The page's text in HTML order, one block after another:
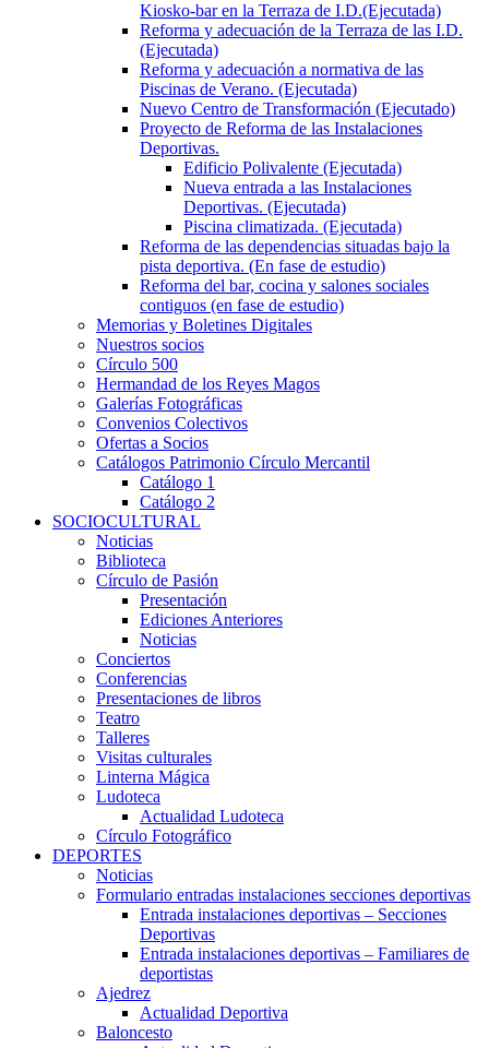
Kiosko-bar en la Terraza de I.D.(Ejecutada)
Reforma y adecuación de la Terraza de las I.D.
(Ejecutada)
Reforma y adecuación a normativa de las
Piscinas de Verano. (Ejecutada)
Nuevo Centro de Transformación (Ejecutado)
Proyecto de Reforma de las Instalaciones
Deportivas.
Edificio Polivalente (Ejecutada)
Nueva entrada a las Instalaciones
Deportivas. (Ejecutada)
Piscina climatizada. (Ejecutada)
Reforma de las dependencias situadas bajo la
pista deportiva. (En fase de estudio)
Reforma del bar, cocina y salones sociales
contiguos (en fase de estudio)
Memorias y Boletines Digitales
Nuestros socios
Círculo 500
Hermandad de los Reyes Magos
Galerías Fotográficas
Convenios Colectivos
Ofertas a Socios
Catálogos Patrimonio Círculo Mercantil
Catálogo 1
Catálogo 2
SOCIOCULTURAL
Noticias
Biblioteca
Círculo de Pasión
Presentación
Ediciones Anteriores
Noticias
Conciertos
Conferencias
Presentaciones de libros
Teatro
Talleres
Visitas culturales
Linterna Mágica
Ludoteca
Actualidad Ludoteca
Círculo Fotográfico
DEPORTES
Noticias
Formulario entradas instalaciones secciones deportivas
Entrada instalaciones deportivas – Secciones
Deportivas
Entrada instalaciones deportivas – Familiares de
deportistas
Ajedrez
Actualidad Deportiva
Baloncesto